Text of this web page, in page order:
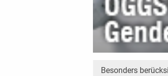
Besonders